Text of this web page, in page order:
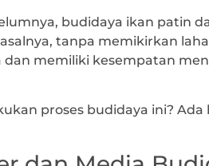
budidaya ikan patin
tanpa memikirkan
dan memiliki kesempatan
proses budidaya ini?